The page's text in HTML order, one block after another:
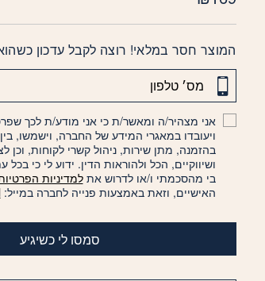
המוצר חסר במלאי! רוצה לקבל עדכון
אני מצהיר/ה ומאשר/ת כי אני מודע/ת לכך
ויעובדו במאגרי המידע של החברה, וישמשו,
בהזמנה, מתן שירות, ניהול קשרי לקוחות, וכן
ושיווקיים, הכל ולהוראות הדין. ידוע לי כי
בי מהסכמתי ו/או לדרוש אתלמדיניות
האישיים, וזאת באמצעות פנייה לחברה במייל:
סמסו לי כשיגיע